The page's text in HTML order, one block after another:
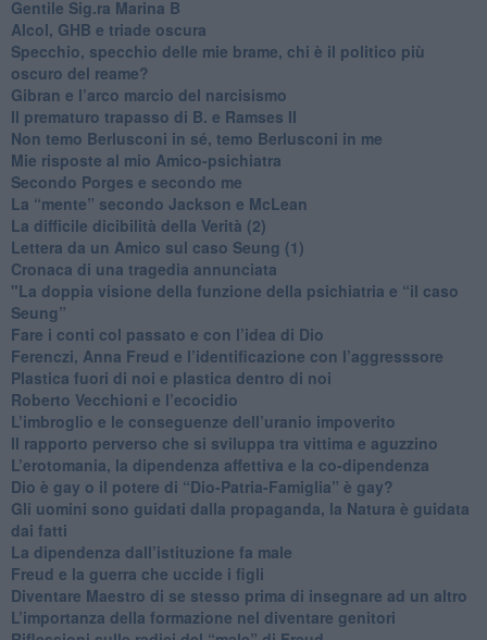
​Gentile Sig.ra Marina B
​Alcol, GHB e triade oscura
​Specchio, specchio delle mie brame, chi è il politico più
oscuro del reame?
​Gibran e l’arco marcio del narcisismo
​Il prematuro trapasso di B. e Ramses II
​Non temo Berlusconi in sé, temo Berlusconi in me
​Mie risposte al mio Amico-psichiatra
​Secondo Porges e secondo me
​La “mente” secondo Jackson e McLean
La difficile dicibilità della Verità (2)
​Lettera da un Amico sul caso Seung (1)
​Cronaca di una tragedia annunciata
"​La doppia visione della funzione della psichiatria e “il caso
Seung”
​Fare i conti col passato e con l’idea di Dio
​Ferenczi, Anna Freud e l’identificazione con l’aggresssore
Plastica fuori di noi e plastica dentro di noi
​Roberto Vecchioni e l’ecocidio
​L’imbroglio e le conseguenze dell’uranio impoverito
​Il rapporto perverso che si sviluppa tra vittima e aguzzino
L’erotomania, la dipendenza affettiva e la co-dipendenza
​Dio è gay o il potere di “Dio-Patria-Famiglia” è gay?
​Gli uomini sono guidati dalla propaganda, la Natura è guidata
dai fatti
La dipendenza dall’istituzione fa male
​Freud e la guerra che uccide i figli
​Diventare Maestro di se stesso prima di insegnare ad un altro
L’importanza della formazione nel diventare genitori